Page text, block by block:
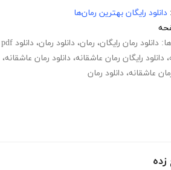
دانلود رایگان بهترین رمان‌ها
دانلود رمان رایگان، رمان، دانلود رمان، دانلود pdf رمان
، دانلود رایگان رمان عاشقانه، دانلود رمان عاشقانه،
عاشقانه، دانلود رمان